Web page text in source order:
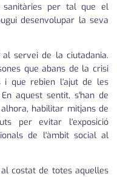
sanitàries per tal que el
desenvolupar la seva
servei de la ciutadania.
que abans de la crisi
i que rebien l'ajut de les
aquest sentit, s'han de
habilitar mitjans de
per evitar l'exposició
de l'àmbit social al
costat de totes aquelles